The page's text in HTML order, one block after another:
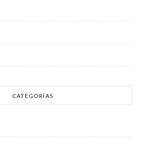
CATEGORÍAS